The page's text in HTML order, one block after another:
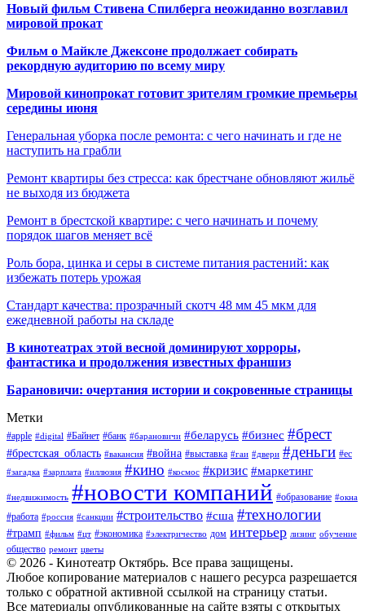
Новый фильм Стивена Спилберга неожиданно возглавил
мировой прокат
Фильм о Майкле Джексоне продолжает собирать
рекордную аудиторию по всему миру
Мировой кинопрокат готовит зрителям громкие премьеры
середины июня
Генеральная уборка после ремонта: с чего начинать и где не
наступить на грабли
Ремонт квартиры без стресса: как брестчане обновляют жильё
не выходя из бюджета
Ремонт в брестской квартире: с чего начинать и почему
порядок шагов меняет всё
Роль бора, цинка и серы в системе питания растений: как
избежать потерь урожая
Стандарт качества: прозрачный скотч 48 мм 45 мкм для
ежедневной работы на складе
В кинотеатрах этой весной доминируют хорроры,
фантастика и продолжения известных франшиз
Барановичи: очертания истории и сокровенные страницы
Метки
#apple #digital #Байнет #банк #барановичи #беларусь #бизнес #брест
#брестская_область #вакансия #война #выставка #гаи #двери #деньги #ес
#загадка #зарплата #иллюзия #кино #космос #кризис #маркетинг
#недвижимость #новости компаний #образование #окна
#работа #россия #санкции #строительство #сша #технологии
#трамп #фильм #цт #экономика #электричество дом интерьер лизинг обучение
общество ремонт цветы
© 2026 - Кинотеатр Октябрь. Все права защищены.
Любое копирование материалов с нашего ресурса разрешается
только с обратной активной ссылкой на страницу статьи.
Все материалы опубликованные на сайте взяты с открытых